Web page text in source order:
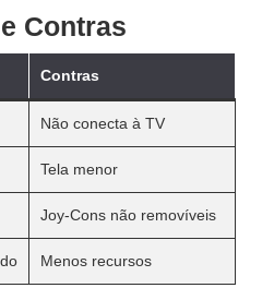
Contras
Contras
Não conecta à TV
Tela menor
Joy-Cons não removíveis
Menos recursos